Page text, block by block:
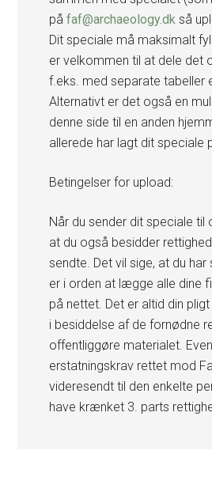
påfaf@archaeology.dk så
Dit speciale må maksimalt
er velkommen til at dele det
f.eks. med separate tabeller
Alternativt er det også en
denne side til en anden
allerede har lagt dit speciale
Betingelser for upload:
Når du sender dit speciale til
at du også besidder
sendte. Det vil sige, at du
er i orden at lægge alle dine
på nettet. Det er altid din
i besiddelse af de fornødne
offentliggøre materialet.
erstatningskrav rettet mod
videresendt til den enkelte
have krænket 3. parts